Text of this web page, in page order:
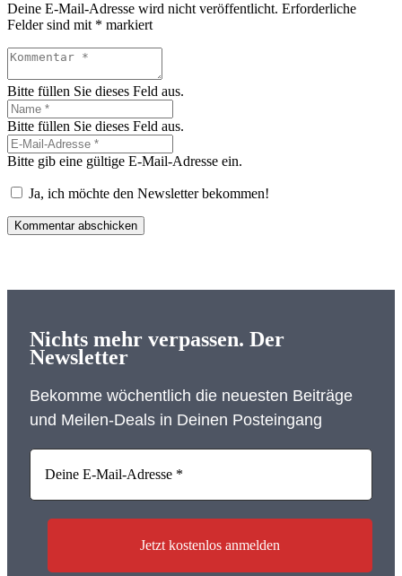
Deine E-Mail-Adresse wird nicht veröffentlicht. Erforderliche
Felder sind mit * markiert
Bitte füllen Sie dieses Feld aus.
Bitte füllen Sie dieses Feld aus.
Bitte gib eine gültige E-Mail-Adresse ein.
Ja, ich möchte den Newsletter bekommen!
Kommentar abschicken
Nichts mehr verpassen. Der
Newsletter
Bekomme wöchentlich die neuesten Beiträge
und Meilen-Deals in Deinen Posteingang